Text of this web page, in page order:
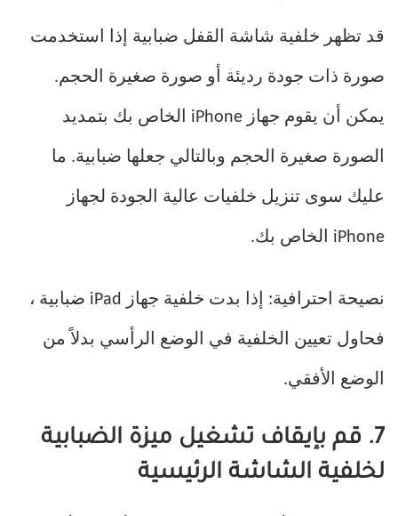
قد تظهر خلفية شاشة القفل ضبابية إذا استخدمت
صورة ذات جودة رديئة أو صورة صغيرة الحجم.
يمكن أن يقوم جهاز iPhone الخاص بك بتمديد
الصورة صغيرة الحجم وبالتالي جعلها ضبابية. ما
عليك سوى تنزيل خلفيات عالية الجودة لجهاز
iPhone الخاص بك.
نصيحة احترافية: إذا بدت خلفية جهاز iPad ضبابية ،
فحاول تعيين الخلفية في الوضع الرأسي بدلاً من
الوضع الأفقي.
7. قم بإيقاف تشغيل ميزة الضبابية
لخلفية الشاشة الرئيسية